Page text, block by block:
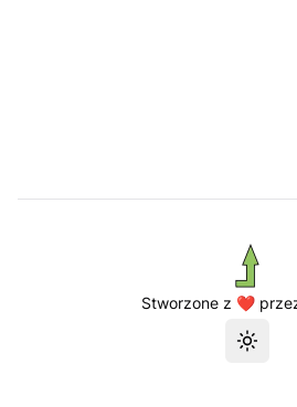
Stworzone z ❤️